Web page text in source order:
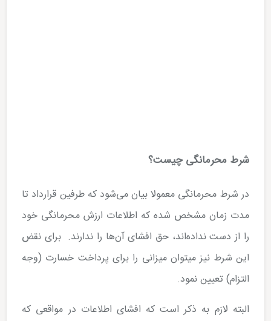
شرط محرمانگی چیست؟
‌در شرط محرمانگی معمولا بیان می‌شود که طرفین قرارداد تا
مدت زمان مشخص شده که اطلاعات ارزش محرمانگی خود
را از دست نداده­‌اند، حق افشای آن‌ها را ندارند. برای نقض
این شرط نیز می­توان میزانی را برای پرداخت خسارت (وجه
التزام) تعیین نمود.
‌البته لازم به ذکر است که افشای اطلاعات در مواقعی که